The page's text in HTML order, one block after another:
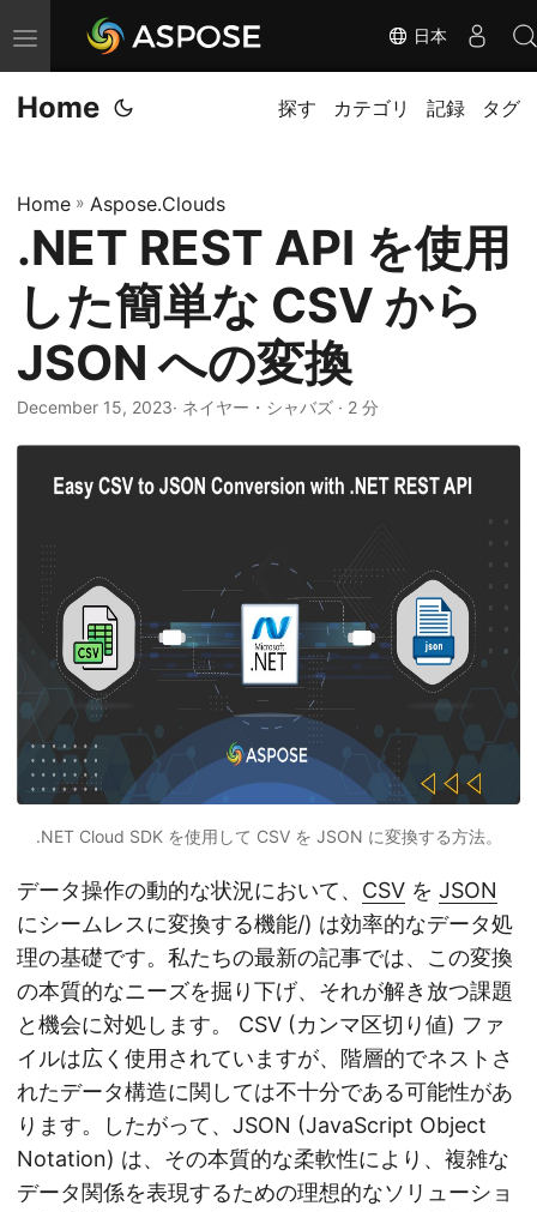
ナ
ビ
ゲ
ョ
ン
切
り
替
え
日本
Home 探す カテゴリ 記録 タグ
Home » Aspose.Clouds
.NET REST API を使用
した簡単な CSV から
JSON への変換
December 15, 2023· ネイヤー・シャバズ · 2 分
.NET Cloud SDK を使用して CSV を JSON に変換する方法。
データ操作の動的な状況において、 CSV を JSON
にシームレスに変換する機能/) は効率的なデータ処
理の基礎です。私たちの最新の記事では、この変換
の本質的なニーズを掘り下げ、それが解き放つ課題
と機会に対処します。 CSV (カンマ区切り値) ファ
イルは広く使用されていますが、階層的でネストさ
れたデータ構造に関しては不十分である可能性があ
ります。したがって、JSON (JavaScript Object
Notation) は、その本質的な柔軟性により、複雑な
データ関係を表現するための理想的なソリューショ